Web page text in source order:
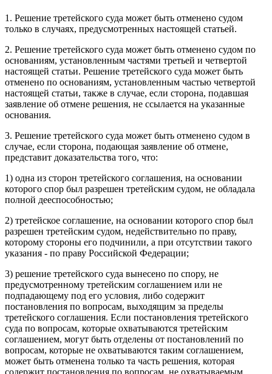
1. Решение третейского суда может быть отменено судом
только в случаях, предусмотренных настоящей статьей.
2. Решение третейского суда может быть отменено судом по
основаниям, установленным частями третьей и четвертой
настоящей статьи. Решение третейского суда может быть
отменено по основаниям, установленным частью четвертой
настоящей статьи, также в случае, если сторона, подавшая
заявление об отмене решения, не ссылается на указанные
основания.
3. Решение третейского суда может быть отменено судом в
случае, если сторона, подающая заявление об отмене,
представит доказательства того, что:
1) одна из сторон третейского соглашения, на основании
которого спор был разрешен третейским судом, не обладала
полной дееспособностью;
2) третейское соглашение, на основании которого спор был
разрешен третейским судом, недействительно по праву,
которому стороны его подчинили, а при отсутствии такого
указания - по праву Российской Федерации;
3) решение третейского суда вынесено по спору, не
предусмотренному третейским соглашением или не
подпадающему под его условия, либо содержит
постановления по вопросам, выходящим за пределы
третейского соглашения. Если постановления третейского
суда по вопросам, которые охватываются третейским
соглашением, могут быть отделены от постановлений по
вопросам, которые не охватываются таким соглашением,
может быть отменена только та часть решения, которая
содержит постановления по вопросам, не охватываемым